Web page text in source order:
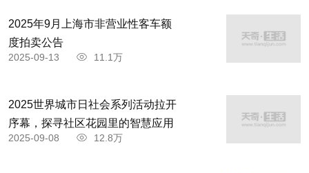
2025年9月上海市非营业性客车额
度拍卖公告
2025-09-13 11.1万
2025世界城市日社会系列活动拉开
序幕，探寻社区花园里的智慧应用
2025-09-08 12.8万